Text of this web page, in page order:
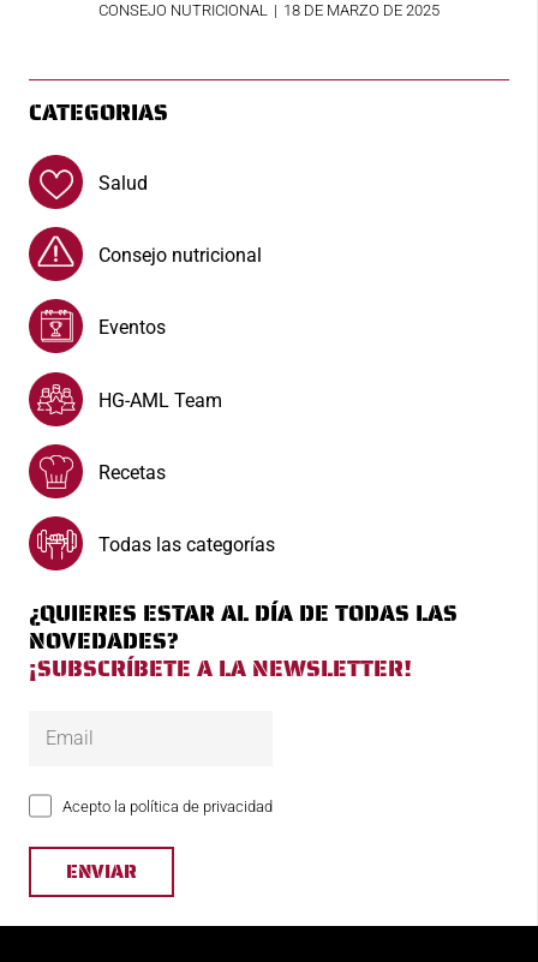
CONSEJO NUTRICIONAL | 18 DE MARZO DE 2025
CATEGORIAS
Salud
Consejo nutricional
Eventos
HG-AML Team
Recetas
Todas las categorías
¿QUIERES ESTAR AL DÍA DE TODAS LAS
NOVEDADES?
¡SUBSCRÍBETE A LA NEWSLETTER!
Acepto la política de privacidad